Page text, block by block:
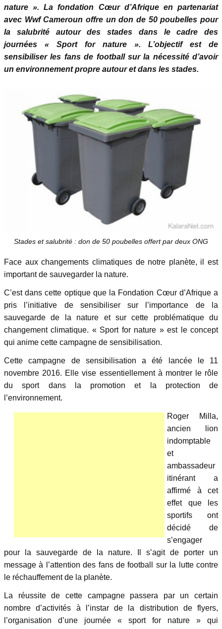
nature ». La fondation Cœur d’Afrique en partenariat
avec Wwf Cameroun offre un don de 50 poubelles pour
la salubrité autour des stades dans le cadre des
journées « Sport for nature ». L’objectif est de
sensibiliser les fans de football sur la nécessité d’avoir
un environnement propre autour et dans les stades.
Stades et salubrité : don de 50 poubelles offert par deux ONG
Face aux changements climatiques de notre planète, il est
important de sauvegarder la nature.
C’est dans cette optique que la Fondation Cœur d’Afrique a
pris l’initiative de sensibiliser sur l’importance de la
sauvegarde de la nature et sur cette problématique du
changement climatique. « Sport for nature » est le concept
qui anime cette campagne de sensibilisation.
Cette campagne de sensibilisation a été lancée le 11
novembre 2016. Elle vise essentiellement à montrer le rôle
du sport dans la promotion et la protection de
l’environnement.
Roger Milla,
ancien lion
indomptable
et
ambassadeur
itinérant a
affirmé à cet
effet que les
sportifs ont
décidé de
s’engager
pour la sauvegarde de la nature. Il s’agit de porter un
message à l’attention des fans de football sur la lutte contre
le réchauffement de la planète.
La réussite de cette campagne passera par un certain
nombre d’activités à l’instar de la distribution de flyers,
l’organisation d’une journée « sport for nature » qui